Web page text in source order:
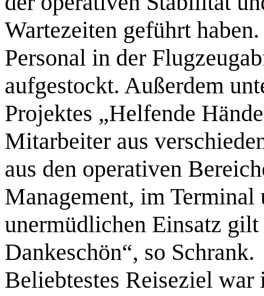
Wartezeiten geführt
Personal in der
aufgestockt. Außerdem
Projektes „Helfende
Mitarbeiter aus
aus den operativen
Management, im
unermüdlichen Einsatz
Dankeschön“, so Schrank.
Beliebtestes Reiseziel